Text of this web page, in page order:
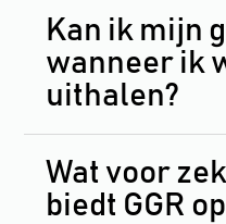
Kan ik mijn
wanneer ik
uithalen?
Wat voor
biedt GGR